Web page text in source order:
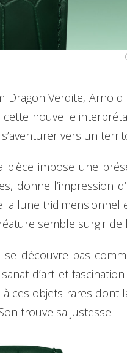
Dragon Verdite,
nouvelle
vers un
pièce impose une
donne l’impression
lune
semble surgir de
se découvre pas
d’art et
ces objets rares dont
trouve sa justesse.